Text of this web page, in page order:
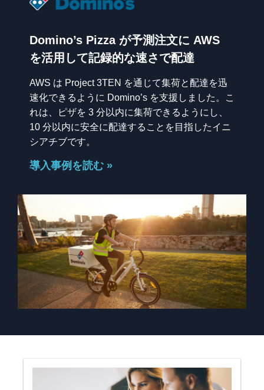
Domino’s Pizza が予測注文に AWS
を活用して記録的な速さで配達
AWS は Project 3TEN を通じて集荷と配達を迅
速化できるように Domino’s を支援しました。こ
れは、ピザを 3 分以内に集荷できるようにし、
10 分以内に安全に配達することを目指したイニ
シアチブです。
導入事例を読む »